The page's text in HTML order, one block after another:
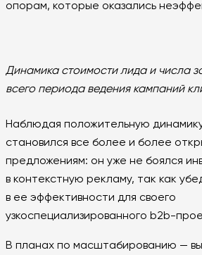
опорам, которые оказались
Динамика стоимости лида и числа
всего периода ведения кампаний
Наблюдая положительную
становился все более и более
предложениям: он уже не боялся
в контекстную рекламу, так как
в ее эффективности для своего
узкоспециализированного b2b-
В планах по масштабированию —